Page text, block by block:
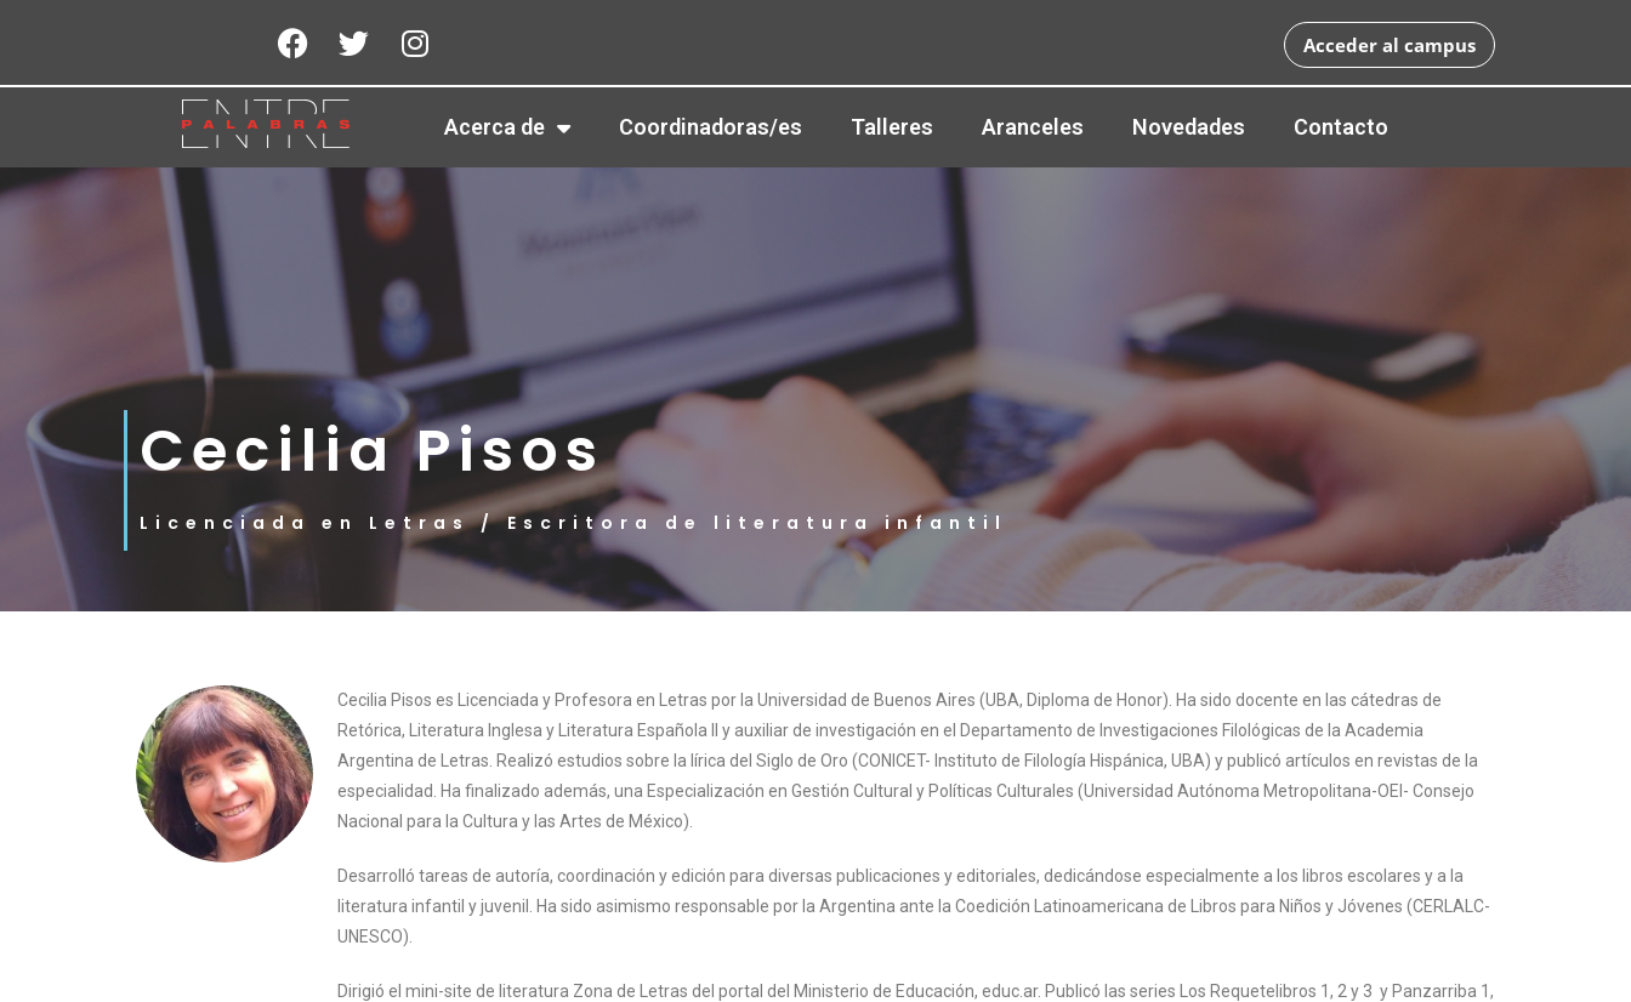
Acceder al campus
Acerca de Coordinadoras/es Talleres Aranceles Novedades Contacto
Cecilia Pisos
Licenciada en Letras / Escritora de literatura infantil
Cecilia Pisos es Licenciada y Profesora en Letras por la Universidad de Buenos Aires (UBA, Diploma de Honor). Ha sido docente en las cátedras de
Retórica, Literatura Inglesa y Literatura Española II y auxiliar de investigación en el Departamento de Investigaciones Filológicas de la Academia
Argentina de Letras. Realizó estudios sobre la lírica del Siglo de Oro (CONICET- Instituto de Filología Hispánica, UBA) y publicó artículos en revistas de la
especialidad. Ha finalizado además, una Especialización en Gestión Cultural y Políticas Culturales (Universidad Autónoma Metropolitana-OEI- Consejo
Nacional para la Cultura y las Artes de México).
Desarrolló tareas de autoría, coordinación y edición para diversas publicaciones y editoriales, dedicándose especialmente a los libros escolares y a la
literatura infantil y juvenil. Ha sido asimismo responsable por la Argentina ante la Coedición Latinoamericana de Libros para Niños y Jóvenes (CERLALC-
UNESCO).
Dirigió el mini-site de literatura Zona de Letras del portal del Ministerio de Educación, educ.ar. Publicó las series Los Requetelibros 1, 2 y 3 y Panzarriba 1,